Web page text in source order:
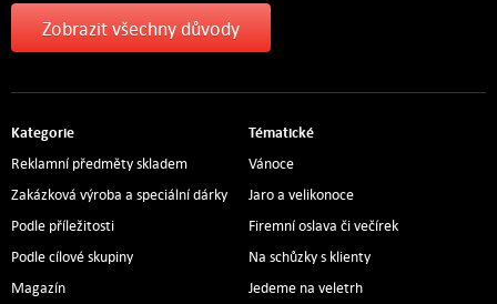
Zobrazit všechny důvody
Kategorie
Reklamní předměty skladem
Zakázková výroba a speciální dárky
Podle příležitosti
Podle cílové skupiny
Magazín
Tématické
Vánoce
Jaro a velikonoce
Firemní oslava či večírek
Na schůzky s klienty
Jedeme na veletrh